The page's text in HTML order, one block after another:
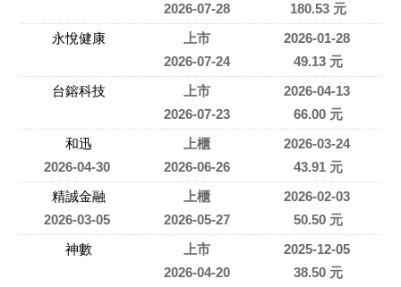
2026-07-28
180.53 元
永悅健康
上市
2026-01-28
2026-07-24
49.13 元
台鎔科技
上市
2026-04-13
2026-07-23
66.00 元
和迅
上櫃
2026-03-24
2026-04-30
2026-06-26
43.91 元
精誠金融
上櫃
2026-02-03
2026-03-05
2026-05-27
50.50 元
神數
上市
2025-12-05
2026-04-20
38.50 元